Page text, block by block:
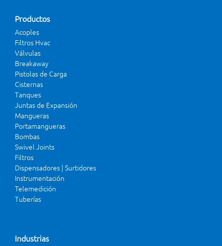
Productos
Acoples
Filtros Hvac
Válvulas
Breakaway
Pistolas de Carga
Cisternas
Tanques
Juntas de Expansión
Mangueras
Portamangueras
Bombas
Swivel Joints
Filtros
Dispensadores | Surtidores
Instrumentación
Telemedición
Tuberías
Industrias